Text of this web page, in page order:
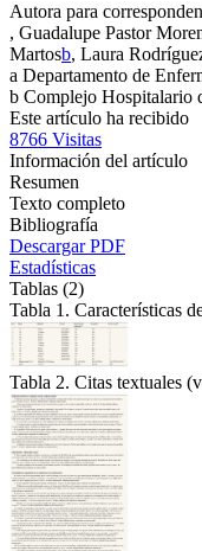
Autora para
, Guadalupe Pastor
Martosb, Laura
a Departamento de
b Complejo Hospitalario
Este artículo ha recibido
8766 Visitas
Información del artículo
Resumen
Texto completo
Bibliografía
Descargar PDF
Estadísticas
Tablas (2)
Tabla 1. Características
Tabla 2. Citas textuales